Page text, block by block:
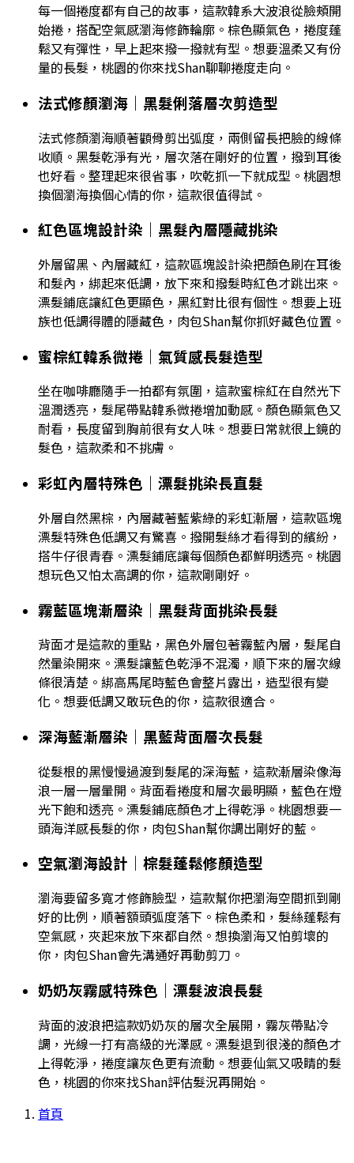
每一個捲度都有自己的故事，這款韓系大波浪從臉頰開
始捲，搭配空氣感瀏海修飾輪廓。棕色顯氣色，捲度蓬
鬆又有彈性，早上起來撥一撥就有型。想要溫柔又有份
量的長髮，桃園的你來找Shan聊聊捲度走向。
法式修顏瀏海｜黑髮俐落層次剪造型
法式修顏瀏海順著顴骨剪出弧度，兩側留長把臉的線條
收順。黑髮乾淨有光，層次落在剛好的位置，撥到耳後
也好看。整理起來很省事，吹乾抓一下就成型。桃園想
換個瀏海換個心情的你，這款很值得試。
紅色區塊設計染｜黑髮內層隱藏挑染
外層留黑、內層藏紅，這款區塊設計染把顏色刷在耳後
和髮內，綁起來低調，放下來和撥髮時紅色才跳出來。
漂髮鋪底讓紅色更顯色，黑紅對比很有個性。想要上班
族也低調得體的隱藏色，肉包Shan幫你抓好藏色位置。
蜜棕紅韓系微捲｜氣質感長髮造型
坐在咖啡廳隨手一拍都有氛圍，這款蜜棕紅在自然光下
溫潤透亮，髮尾帶點韓系微捲增加動感。顏色顯氣色又
耐看，長度留到胸前很有女人味。想要日常就很上鏡的
髮色，這款柔和不挑膚。
彩虹內層特殊色｜漂髮挑染長直髮
外層自然黑棕，內層藏著藍紫綠的彩虹漸層，這款區塊
漂髮特殊色低調又有驚喜。撥開髮絲才看得到的繽紛，
搭牛仔很青春。漂髮鋪底讓每個顏色都鮮明透亮。桃園
想玩色又怕太高調的你，這款剛剛好。
霧藍區塊漸層染｜黑髮背面挑染長髮
背面才是這款的重點，黑色外層包著霧藍內層，髮尾自
然暈染開來。漂髮讓藍色乾淨不混濁，順下來的層次線
條很清楚。綁高馬尾時藍色會整片露出，造型很有變
化。想要低調又敢玩色的你，這款很適合。
深海藍漸層染｜黑藍背面層次長髮
從髮根的黑慢慢過渡到髮尾的深海藍，這款漸層染像海
浪一層一層暈開。背面看捲度和層次最明顯，藍色在燈
光下飽和透亮。漂髮鋪底顏色才上得乾淨。桃園想要一
頭海洋感長髮的你，肉包Shan幫你調出剛好的藍。
空氣瀏海設計｜棕髮蓬鬆修顏造型
瀏海要留多寬才修飾臉型，這款幫你把瀏海空間抓到剛
好的比例，順著額頭弧度落下。棕色柔和，髮絲蓬鬆有
空氣感，夾起來放下來都自然。想換瀏海又怕剪壞的
你，肉包Shan會先溝通好再動剪刀。
奶奶灰霧感特殊色｜漂髮波浪長髮
背面的波浪把這款奶奶灰的層次全展開，霧灰帶點冷
調，光線一打有高級的光澤感。漂髮退到很淺的顏色才
上得乾淨，捲度讓灰色更有流動。想要仙氣又吸睛的髮
色，桃園的你來找Shan評估髮況再開始。
首頁